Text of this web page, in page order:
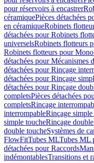
pour réservoirs à encastrer
céramiquePièces détachées
en céramiqueRobinets
détachées pour Robinets
universelsRobinets flotteurs
Robinets flotteurs pour
détachées pour Mécanismes
détachées pour Rinçage
détachées pour Rinçage
détachées pour Rinçage
completsPièces détachées
completsRinçage
interrompableRinçage
simple toucheRinçage
double toucheSystèmes de
FlowFitTubes MLTubes ML
détachées pour Raccords
indémontablesTransitions et